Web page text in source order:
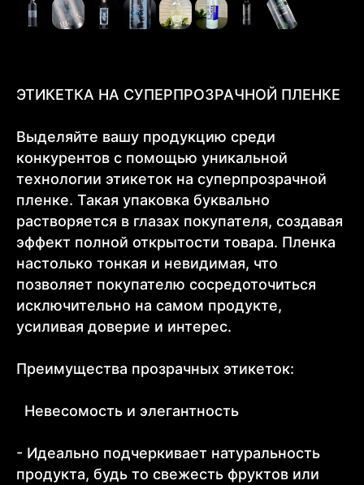
ЭТИКЕТКА НА СУПЕРПРОЗРАЧНОЙ ПЛЕНКЕ
Выделяйте вашу продукцию среди
конкурентов с помощью уникальной
технологии этикеток на суперпрозрачной
пленке. Такая упаковка буквально
растворяется в глазах покупателя, создавая
эффект полной открытости товара. Пленка
настолько тонкая и невидимая, что
позволяет покупателю сосредоточиться
исключительно на самом продукте,
усиливая доверие и интерес.
Преимущества прозрачных этикеток:
Невесомость и элегантность
- Идеально подчеркивает натуральность
продукта, будь то свежесть фруктов или